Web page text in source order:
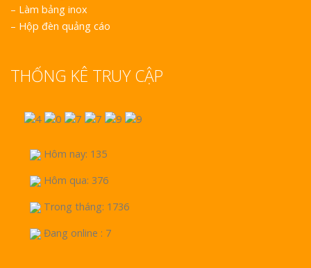
– Làm bảng inox
– Hộp đèn quảng cáo
THỐNG KÊ TRUY CẬP
Hôm nay: 135
Hôm qua: 376
Trong tháng: 1736
Đang online : 7